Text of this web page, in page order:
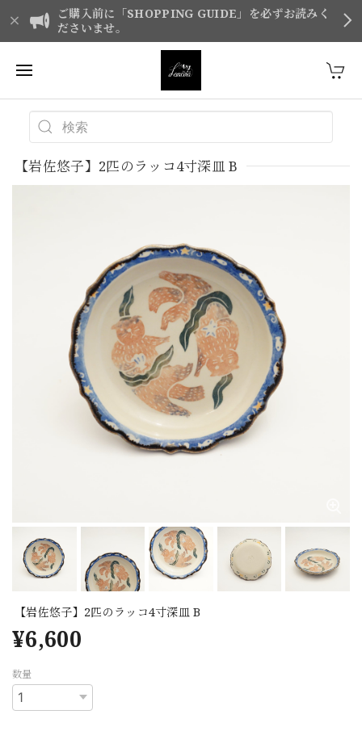
ご購入前に「SHOPPING GUIDE」を必ずお読みく
ださいませ。
【岩佐悠子】2匹のラッコ4寸深皿 B
【岩佐悠子】2匹のラッコ4寸深皿 B
¥6,600
数量